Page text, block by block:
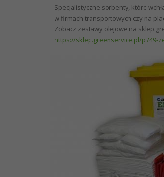
Specjalistyczne sorbenty, które
w firmach transportowych czy na
Zobacz zestawy olejowe na
https://sklep.greenservice.pl/pl/49-